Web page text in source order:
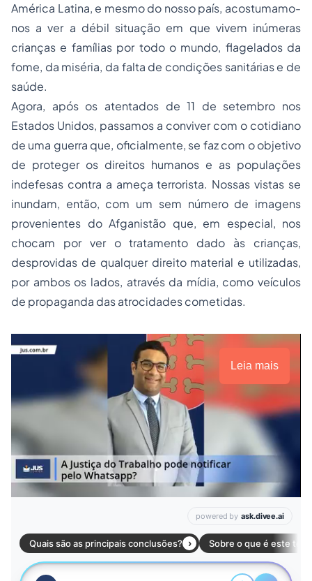
América Latina, e mesmo do nosso país, acostumamo-
nos a ver a débil situação em que vivem inúmeras
crianças e famílias por todo o mundo, flagelados da
fome, da miséria, da falta de condições sanitárias e de
saúde.
Agora, após os atentados de 11 de setembro nos
Estados Unidos, passamos a conviver com o cotidiano
de uma guerra que, oficialmente, se faz com o objetivo
de proteger os direitos humanos e as populações
indefesas contra a ameça terrorista. Nossas vistas se
inundam, então, com um sem número de imagens
provenientes do Afganistão que, em especial, nos
chocam por ver o tratamento dado às crianças,
desprovidas de qualquer direito material e utilizadas,
por ambos os lados, através da mídia, como veículos
de propaganda das atrocidades cometidas.
Leia mais